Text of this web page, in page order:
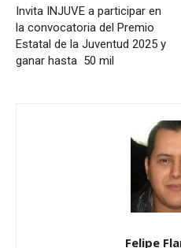
Invita INJUVE a participar en
la convocatoria del Premio
Estatal de la Juventud 2025 y
ganar hasta 50 mil
Felipe